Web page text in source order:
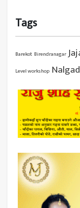
Tags
Barekot Birendranagar
Level workshop Nalgad